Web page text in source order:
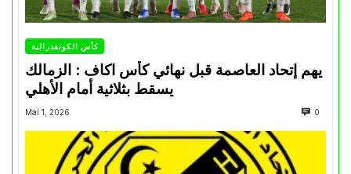
كأس الكونفدرالية
يهم إتحاد العاصمة قبل نهائي كأس اكاف : الزمالك
Mai 1, 2026 0